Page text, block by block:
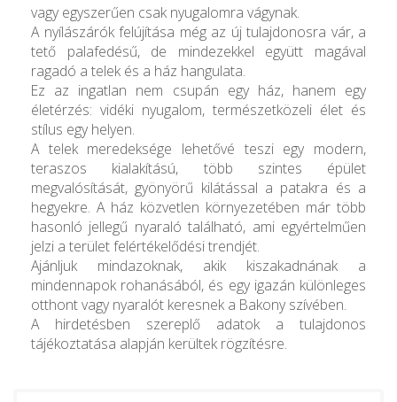
vagy egyszerűen csak nyugalomra vágynak.
A nyílászárók felújítása még az új tulajdonosra vár, a
tető palafedésű, de mindezekkel együtt magával
ragadó a telek és a ház hangulata.
Ez az ingatlan nem csupán egy ház, hanem egy
életérzés: vidéki nyugalom, természetközeli élet és
stílus egy helyen.
A telek meredeksége lehetővé teszi egy modern,
teraszos kialakítású, több szintes épület
megvalósítását, gyönyörű kilátással a patakra és a
hegyekre. A ház közvetlen környezetében már több
hasonló jellegű nyaraló található, ami egyértelműen
jelzi a terület felértékelődési trendjét.
Ajánljuk mindazoknak, akik kiszakadnának a
mindennapok rohanásából, és egy igazán különleges
otthont vagy nyaralót keresnek a Bakony szívében.
A hirdetésben szereplő adatok a tulajdonos
tájékoztatása alapján kerültek rögzítésre.